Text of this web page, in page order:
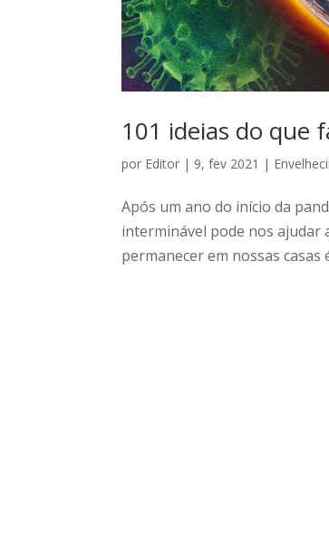
101 ideias do que
por Editor | 9, fev 2021 |
Após um ano do início da
interminável pode nos ajudar
permanecer em nossas casas